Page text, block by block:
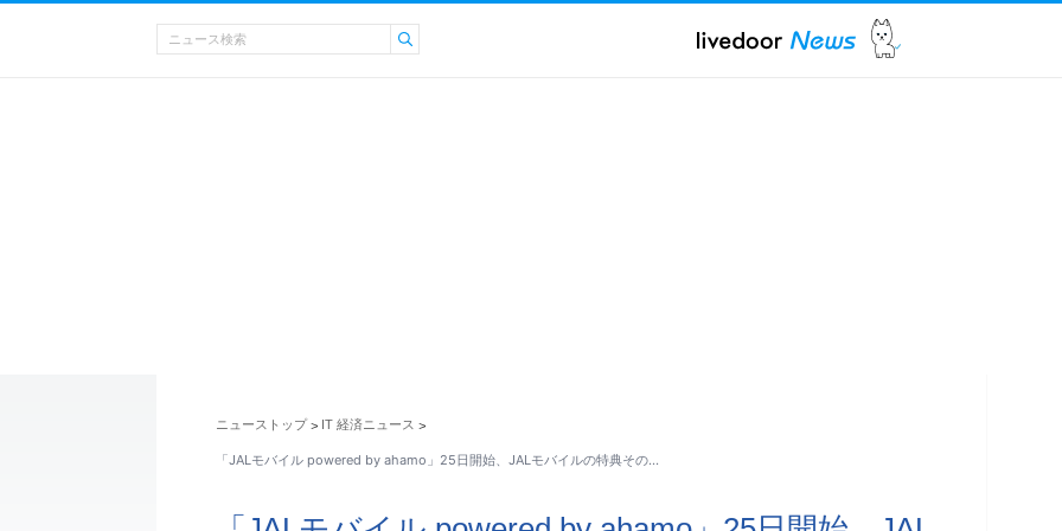
ニューストップ > IT 経済ニュース >
「JALモバイル powered by ahamo」25日開始、JALモバイルの特典その…